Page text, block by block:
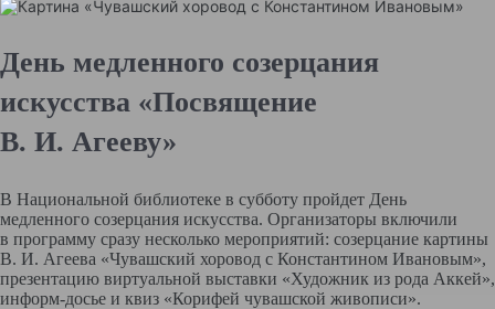
День медленного созерцания
искусства «Посвящение
В. И. Агееву»
В Национальной библиотеке в субботу пройдет День
медленного созерцания искусства. Организаторы включили
в программу сразу несколько мероприятий: созерцание картины
В. И. Агеева «Чувашский хоровод с Константином Ивановым»,
презентацию виртуальной выставки «Художник из рода Аккей»,
информ-досье и квиз «Корифей чувашской живописи».